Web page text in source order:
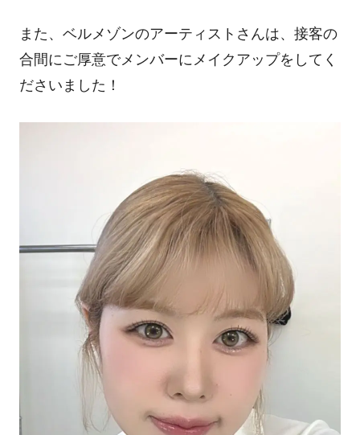
また、ベルメゾンのアーティストさんは、接客の
合間にご厚意でメンバーにメイクアップをしてく
ださいました！